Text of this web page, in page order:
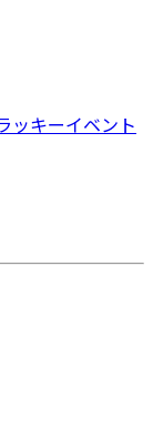
ッキーイベント